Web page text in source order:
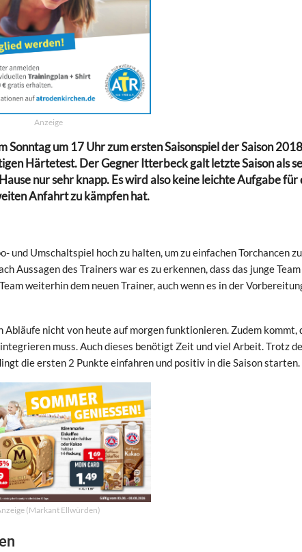
Anzeige
Sonntag um 17 Uhr zum ersten Saisonspiel der Saison
Härtetest. Der Gegner Itterbeck galt letzte Saison als
nur sehr knapp. Es wird also keine leichte Aufgabe für
Anfahrt zu kämpfen hat.
und Umschaltspiel hoch zu halten, um zu einfachen Torchancen zu
Aussagen des Trainers war es zu erkennen, dass das junge Team
weiterhin dem neuen Trainer, auch wenn es in der
nicht von heute auf morgen funktionieren. Zudem kommt,
muss. Auch dieses benötigt Zeit und viel Arbeit. Trotz
die ersten 2 Punkte einfahren und positiv in die Saison starten.
(Markant Ellwürden)